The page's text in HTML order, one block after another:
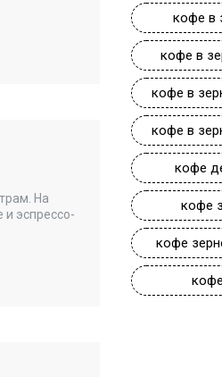
На
и эспрессо-
кофе в
кофе в
кофе в
кофе в
кофе
кофе
кофе